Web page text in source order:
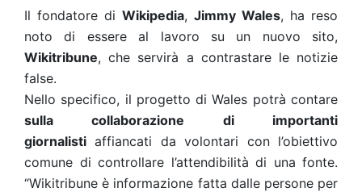
Il fondatore di Wikipedia, Jimmy Wales, ha reso
noto di essere al lavoro su un nuovo sito,
Wikitribune, che servirà a contrastare le notizie
false.
Nello specifico, il progetto di Wales potrà contare
sulla collaborazione di importanti
giornalisti affiancati da volontari con l’obiettivo
comune di controllare l’attendibilità di una fonte.
“Wikitribune è informazione fatta dalle persone per